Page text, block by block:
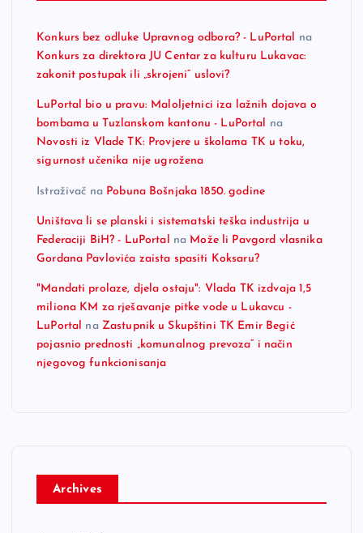
Konkurs bez odluke Upravnog odbora? - LuPortal na
Konkurs za direktora JU Centar za kulturu Lukavac:
zakonit postupak ili „skrojeni“ uslovi?
LuPortal bio u pravu: Maloljetnici iza lažnih dojava o
bombama u Tuzlanskom kantonu - LuPortal na
Novosti iz Vlade TK: Provjere u školama TK u toku,
sigurnost učenika nije ugrožena
Istraživač na Pobuna Bošnjaka 1850. godine
Uništava li se planski i sistematski teška industrija u
Federaciji BiH? - LuPortal
na Može li Pavgord vlasnika
Gordana Pavlovića zaista spasiti Koksaru?
"Mandati prolaze, djela ostaju": Vlada TK izdvaja 1,5
miliona KM za rješavanje pitke vode u Lukavcu -
LuPortal na Zastupnik u Skupštini TK Emir Begić
pojasnio prednosti „komunalnog prevoza“ i način
njegovog funkcionisanja
Archives